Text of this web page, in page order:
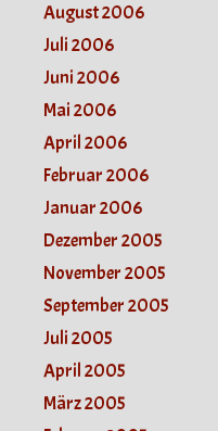
August 2006
Juli 2006
Juni 2006
Mai 2006
April 2006
Februar 2006
Januar 2006
Dezember 2005
November 2005
September 2005
Juli 2005
April 2005
März 2005